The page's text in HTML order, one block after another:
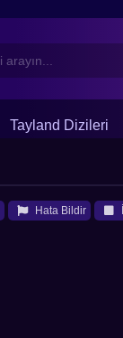
Tayland Dizileri
Hata Bildir